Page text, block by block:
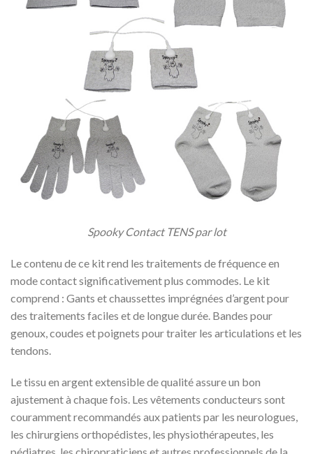
Spooky Contact TENS par lot
Le contenu de ce kit rend les traitements de fréquence en
mode contact significativement plus commodes. Le kit
comprend : Gants et chaussettes imprégnées d’argent pour
des traitements faciles et de longue durée. Bandes pour
genoux, coudes et poignets pour traiter les articulations et les
tendons.
Le tissu en argent extensible de qualité assure un bon
ajustement à chaque fois. Les vêtements conducteurs sont
couramment recommandés aux patients par les neurologues,
les chirurgiens orthopédistes, les physiothérapeutes, les
pédiatres, les chiropraticiens et autres professionnels de la